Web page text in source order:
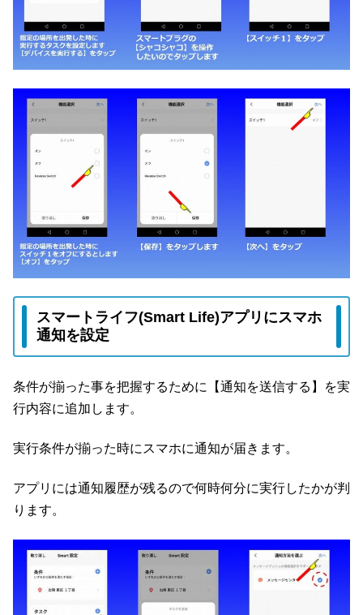
スマートライフ(Smart Life)アプリにスマホ
通知を設定
条件が揃った事を把握するために【通知を送信する】を実
行内容に追加します。
実行条件が揃った時にスマホに通知が届きます。
アプリには通知履歴が残るので何時何分に実行したかが判
ります。